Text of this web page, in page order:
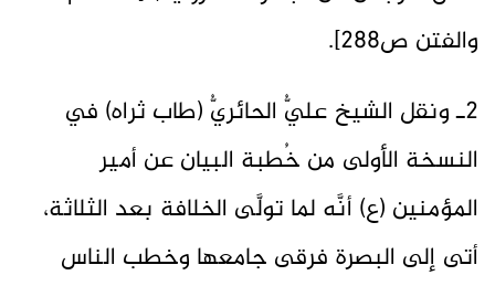
والفتن ص288].
2ـ ونقل الشيخ عليُّ الحائريُّ (طاب ثراه) في
النسخة الأولى من خُطبة البيان عن أمير
المؤمنين (ع) أنَّه لما تولَّى الخلافة بعد الثلاثة،
أتى إلى البصرة فرقى جامعها وخطب الناس